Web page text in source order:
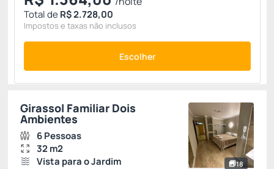
Total deR$ 2.728,00
Impostos e taxas não inclusos
Escolher
18
Girassol Familiar Dois
Ambientes
6 Pessoas
32 m2
Vista para o Jardim